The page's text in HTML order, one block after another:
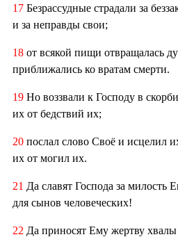
17 Безрассудные страдали за
и за неправды свои;
18 от всякой пищи отвращалась
приближались ко вратам смерти.
19 Но воззвали к Господу в
их от бедствий их;
20 послал слово Своё и исцелил
их от могил их.
21 Да славят Господа за милость
для сынов человеческих!
22 Да приносят Ему жертву